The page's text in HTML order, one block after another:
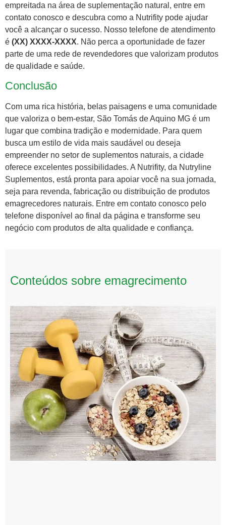
empreitada na área de suplementação natural, entre em
contato conosco e descubra como a Nutrifity pode ajudar
você a alcançar o sucesso. Nosso telefone de atendimento
é (XX) XXXX-XXXX. Não perca a oportunidade de fazer
parte de uma rede de revendedores que valorizam produtos
de qualidade e saúde.
Conclusão
Com uma rica história, belas paisagens e uma comunidade
que valoriza o bem-estar, São Tomás de Aquino MG é um
lugar que combina tradição e modernidade. Para quem
busca um estilo de vida mais saudável ou deseja
empreender no setor de suplementos naturais, a cidade
oferece excelentes possibilidades. A Nutrifity, da Nutryline
Suplementos, está pronta para apoiar você na sua jornada,
seja para revenda, fabricação ou distribuição de produtos
emagrecedores naturais. Entre em contato conosco pelo
telefone disponível ao final da página e transforme seu
negócio com produtos de alta qualidade e confiança.
Conteúdos sobre emagrecimento